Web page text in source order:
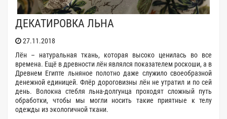
ДЕКАТИРОВКА ЛЬНА
27.11.2018
Лён – натуральная ткань, которая высоко ценилась во все
времена. Ещё в древности лён являлся показателем роскоши, а в
Древнем Египте льняное полотно даже служило своеобразной
денежной единицей. Флёр дороговизны лён не утратил и по сей
день. Волокна стебля льна-долгунца проходят сложный путь
обработки, чтобы мы могли носить такие приятные к телу
одежды из экологичной ткани.